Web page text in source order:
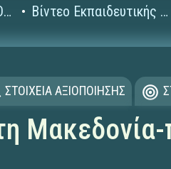
ΕΚΠΑΙΔΕΥΤΙΚΗ ΤΗΛΕΟΡΑΣΗ (Ταινίες και βίντεο) Βίντεο Εκπαιδευτικής Τηλεόρασης
ΣΤΟΙΧΕΙΑ ΑΞΙΟΠΟΙΗΣΗΣ
Μακεδονία-